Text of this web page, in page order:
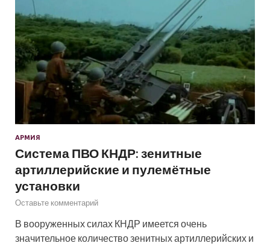
АРМИЯ
Система ПВО КНДР: зенитные
артиллерийские и пулемётные
установки
Оставьте комментарий
В вооруженных силах КНДР имеется очень
значительное количество зенитных артиллерийских и